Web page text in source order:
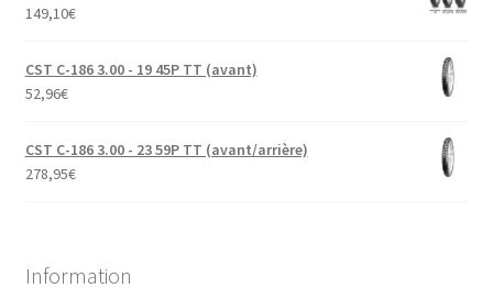
149,10€
CST C-186 3.00 - 19 45P TT (avant)
52,96€
CST C-186 3.00 - 23 59P TT (avant/arrière)
278,95€
Information